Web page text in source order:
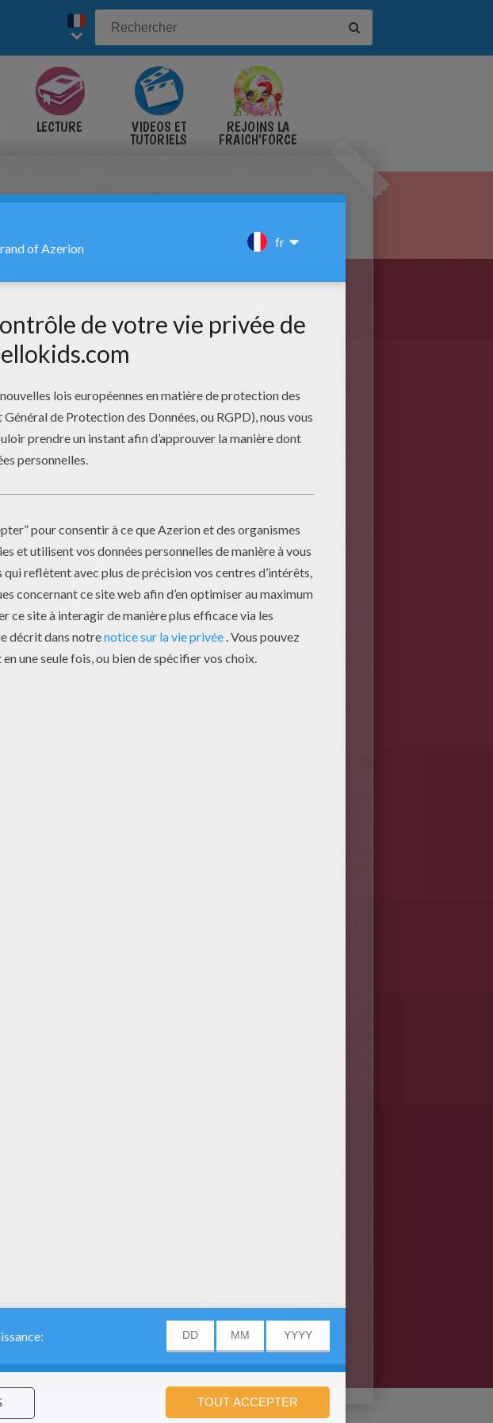
LECTURE VIDÉOS ET
TUTORIELS
REJOINS LA
FRAICH'FORCE